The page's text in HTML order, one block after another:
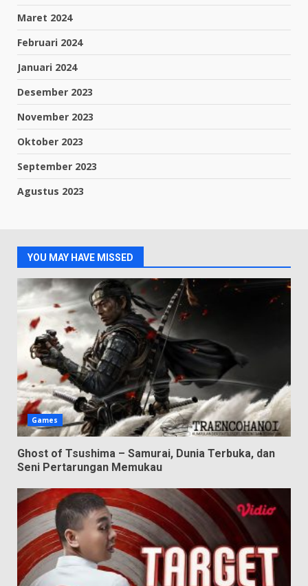
Maret 2024
Februari 2024
Januari 2024
Desember 2023
November 2023
Oktober 2023
September 2023
Agustus 2023
YOU MAY HAVE MISSED
Games
Ghost of Tsushima – Samurai, Dunia Terbuka, dan
Seni Pertarungan Memukau